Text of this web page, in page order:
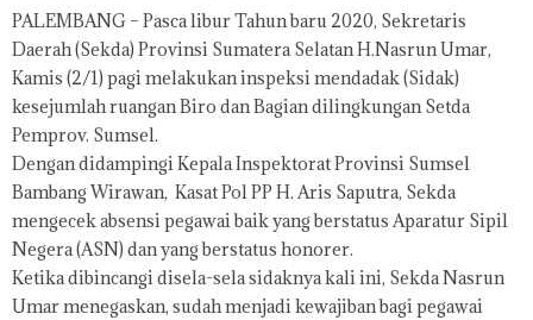
PALEMBANG – Pasca libur Tahun baru 2020, Sekretaris
Daerah (Sekda) Provinsi Sumatera Selatan H.Nasrun Umar,
Kamis (2/1) pagi melakukan inspeksi mendadak (Sidak)
kesejumlah ruangan Biro dan Bagian dilingkungan Setda
Pemprov. Sumsel.
Dengan didampingi Kepala Inspektorat Provinsi Sumsel
Bambang Wirawan, Kasat Pol PP H. Aris Saputra, Sekda
mengecek absensi pegawai baik yang berstatus Aparatur Sipil
Negera (ASN) dan yang berstatus honorer.
Ketika dibincangi disela-sela sidaknya kali ini, Sekda Nasrun
Umar menegaskan, sudah menjadi kewajiban bagi pegawai